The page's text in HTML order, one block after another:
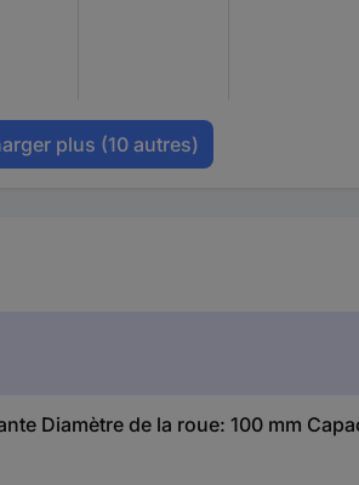
plus (10 autres)
Diamètre de la roue: 100 mm